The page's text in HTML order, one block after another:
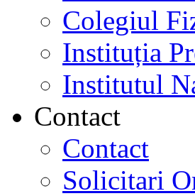
Colegiul
Instituția
Institutul
Contact
Contact
Solicitari